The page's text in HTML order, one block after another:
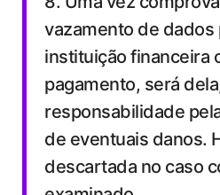
vazamento de dados
instituição financeira
pagamento, será
responsabilidade
de eventuais danos.
descartada no caso